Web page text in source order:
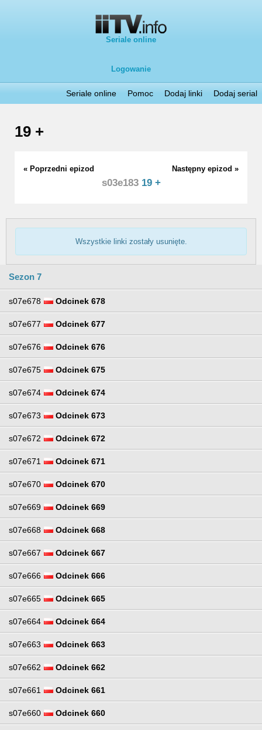
Seriale online
Logowanie
Seriale online Pomoc Dodaj linki Dodaj serial
19 +
« Poprzedni epizod Następny epizod »
s03e18319 +
Wszystkie linki zostały usunięte.
Sezon 7
s07e678 Odcinek 678
s07e677 Odcinek 677
s07e676 Odcinek 676
s07e675 Odcinek 675
s07e674 Odcinek 674
s07e673 Odcinek 673
s07e672 Odcinek 672
s07e671 Odcinek 671
s07e670 Odcinek 670
s07e669 Odcinek 669
s07e668 Odcinek 668
s07e667 Odcinek 667
s07e666 Odcinek 666
s07e665 Odcinek 665
s07e664 Odcinek 664
s07e663 Odcinek 663
s07e662 Odcinek 662
s07e661 Odcinek 661
s07e660 Odcinek 660